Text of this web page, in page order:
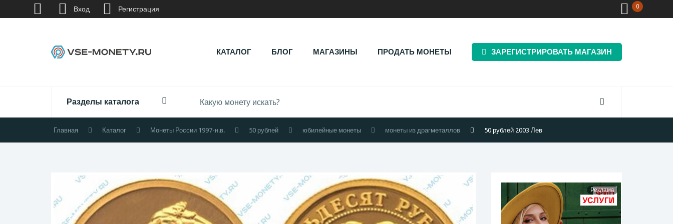
КАТАЛОГ БЛОГ МАГАЗИНЫ ПРОДАТЬ МОНЕТЫ ЗАРЕГИСТРИРОВАТЬ МАГАЗИН
Разделы каталога
Главная Каталог Монеты России 1997-н.в. 50 рублей юбилейные монеты монеты из драгметаллов 50 рублей 2003 Лев
Реклама
Вход Регистрация 0